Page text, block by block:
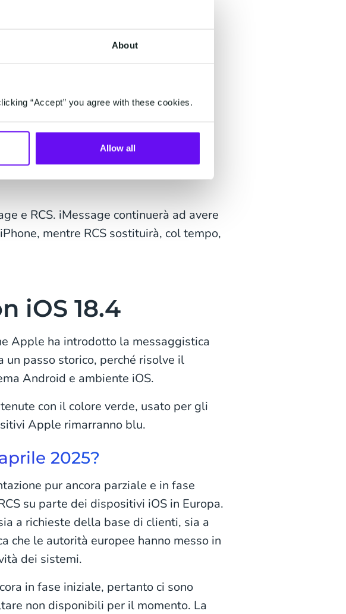
About
“Accept” you agree with these cookies.
Allow all
significa che gli utenti che
e RCS. iMessage continuerà ad avere
mentre RCS sostituirà, col tempo,
iOS 18.4
Apple ha introdotto la messaggistica
un passo storico, perché risolve il
Android e ambiente iOS.
con il colore verde, usato per gli
Apple rimarranno blu.
2025?
pur ancora parziale e in fase
su parte dei dispositivi iOS in Europa.
a richieste della base di clienti, sia a
che le autorità europee hanno messo in
dei sistemi.
in fase iniziale, pertanto ci sono
non disponibili per il momento. La